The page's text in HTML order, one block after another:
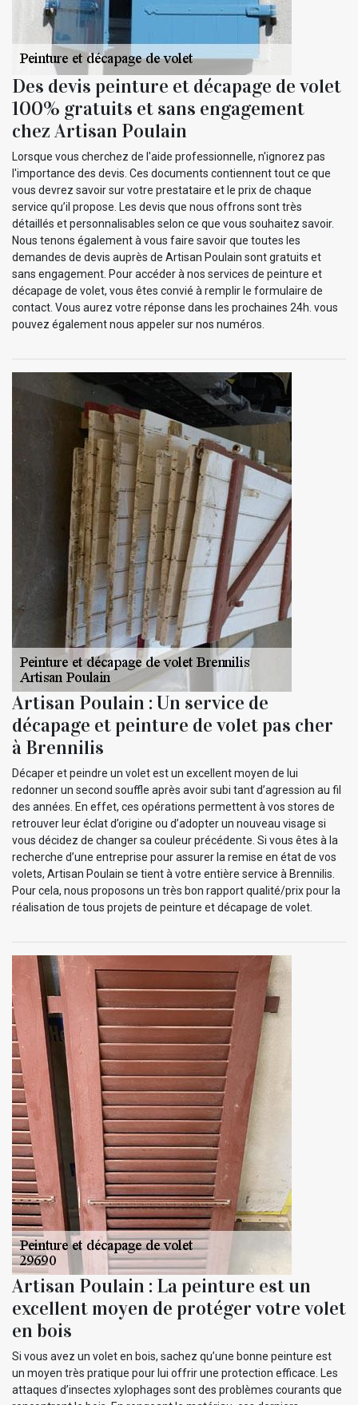
Des devis peinture et décapage de volet
100% gratuits et sans engagement
chez Artisan Poulain
Lorsque vous cherchez de l'aide professionnelle, n'ignorez pas
l'importance des devis. Ces documents contiennent tout ce que
vous devrez savoir sur votre prestataire et le prix de chaque
service qu’il propose. Les devis que nous offrons sont très
détaillés et personnalisables selon ce que vous souhaitez savoir.
Nous tenons également à vous faire savoir que toutes les
demandes de devis auprès de Artisan Poulain sont gratuits et
sans engagement. Pour accéder à nos services de peinture et
décapage de volet, vous êtes convié à remplir le formulaire de
contact. Vous aurez votre réponse dans les prochaines 24h. vous
pouvez également nous appeler sur nos numéros.
Artisan Poulain : Un service de
décapage et peinture de volet pas cher
à Brennilis
Décaper et peindre un volet est un excellent moyen de lui
redonner un second souffle après avoir subi tant d’agression au fil
des années. En effet, ces opérations permettent à vos stores de
retrouver leur éclat d’origine ou d’adopter un nouveau visage si
vous décidez de changer sa couleur précédente. Si vous êtes à la
recherche d’une entreprise pour assurer la remise en état de vos
volets, Artisan Poulain se tient à votre entière service à Brennilis.
Pour cela, nous proposons un très bon rapport qualité/prix pour la
réalisation de tous projets de peinture et décapage de volet.
Artisan Poulain : La peinture est un
excellent moyen de protéger votre volet
en bois
Si vous avez un volet en bois, sachez qu’une bonne peinture est
un moyen très pratique pour lui offrir une protection efficace. Les
attaques d’insectes xylophages sont des problèmes courants que